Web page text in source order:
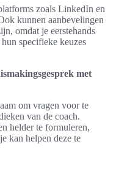
zoals LinkedIn en
kunnen aanbevelingen
omdat je eerstehands
specifieke keuzes
met
om vragen voor te
van de coach.
helder te formuleren,
kan helpen deze te